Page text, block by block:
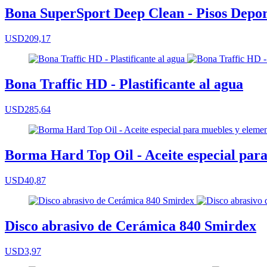
Bona SuperSport Deep Clean - Pisos
USD209,17
Bona Traffic HD - Plastificante al agua
USD285,64
Borma Hard Top Oil - Aceite especial
USD40,87
Disco abrasivo de Cerámica 840 Smirdex
USD3,97